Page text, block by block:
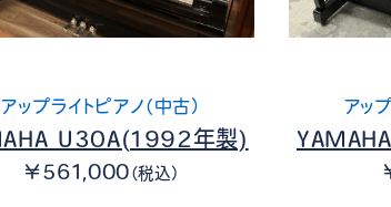
アップライトピアノ（中古）
U30A(1992年製)
￥561,000 （税込）
アッ